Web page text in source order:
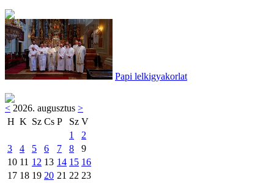
Papi lelkigyakorlat
< 2026. augusztus >
H K Sz Cs P Sz V
1
2
3
4 5 6 7 8
9
10 11 12 13 14 15 16
17 18 19 20 21 22 23